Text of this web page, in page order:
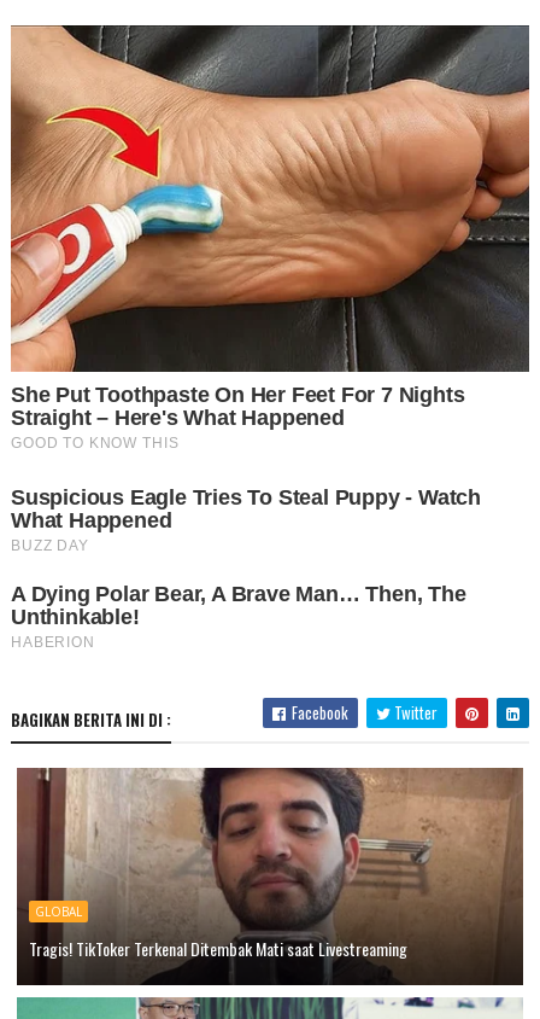
BAGIKAN BERITA INI DI : Facebook Twitter
GLOBAL
Tragis! TikToker Terkenal Ditembak Mati saat Livestreaming